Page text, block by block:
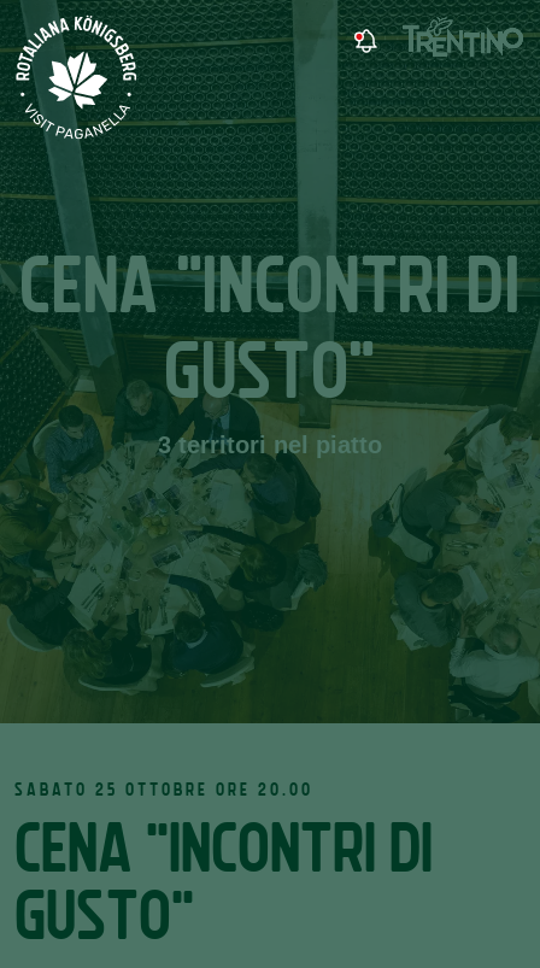
CENA "INCONTRI DI
GUSTO"
3 territori nel piatto
CENA "INCONTRI DI
GUSTO"
SABATO 25 OTTOBRE ORE 20.00